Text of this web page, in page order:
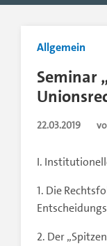
Allgemein
Seminar
22.03.2019
I.
1. Die
2. Der